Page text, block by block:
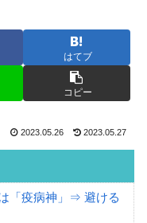
はてブ
コピー
2023.05.26 2023.05.27
「疫病神」⇒ 避ける